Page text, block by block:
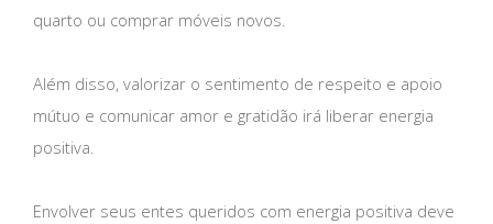
quarto ou comprar móveis novos.
Além disso, valorizar o sentimento de respeito e apoio
mútuo e comunicar amor e gratidão irá liberar energia
positiva.
Envolver seus entes queridos com energia positiva deve